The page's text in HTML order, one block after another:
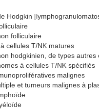
Hodgkin
folliculaire
cellules T/NK matures
hodgkinien, de types autres
à cellules T/NK spécifiés
malignes
et tumeurs malignes à